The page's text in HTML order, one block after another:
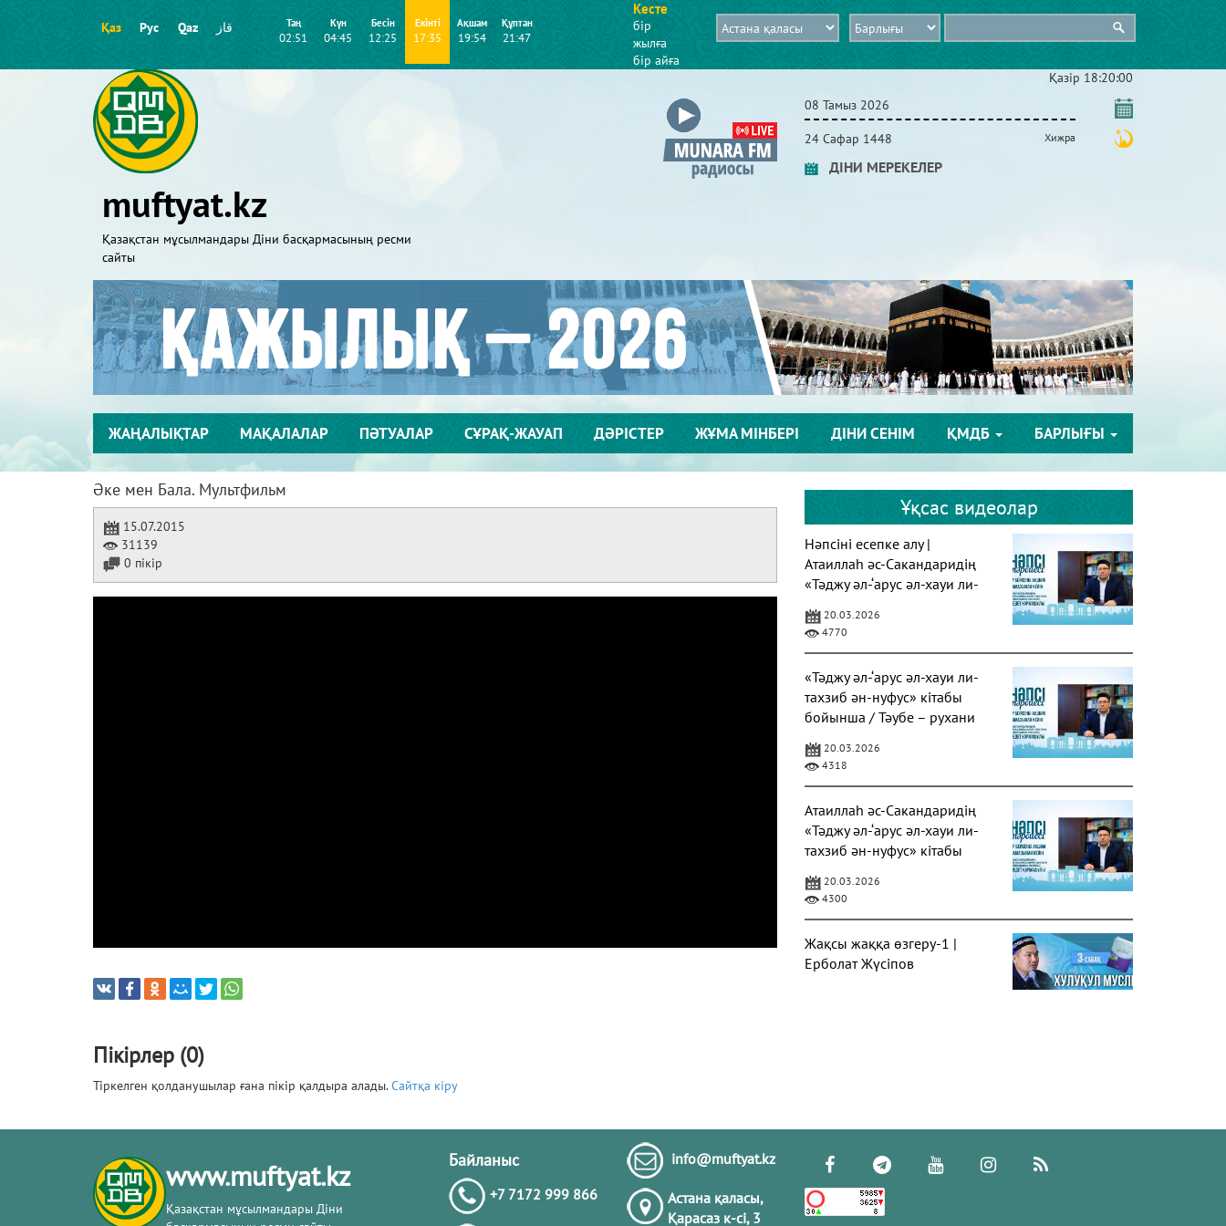
Қаз Рус Qaz قاز Таң
02:51
Күн
04:45
Бесін
12:25
Екінті
17:35
Ақшам
19:54
Құптан
21:47
Кесте
бір
жылға
бір айға
muftyat.kz
Қазақстан мұсылмандары Діни басқармасының ресми
сайты
Қазір 18:20:01
08 Тамыз 2026
24 Сафар 1448 Хижра
ДІНИ МЕРЕКЕЛЕР
ЖАҢАЛЫҚТАР МАҚАЛАЛАР ПӘТУАЛАР СҰРАҚ-ЖАУАП ДӘРІСТЕР ЖҰМА МІНБЕРІ ДІНИ СЕНІМ ҚМДБ БАРЛЫҒЫ
Әке мен Бала. Мультфильм
15.07.2015
31139
0 пікір
Пікірлер (0)
Тіркелген қолданушылар ғана пікір қалдыра алады.Сайтқа кіру
Ұқсас видеолар
Нәпсіні есепке алу |
Атаиллаһ әс-Сакандаридің
«Тәджу әл-‘арус әл-хауи ли-
20.03.2026
4770
«Тәджу әл-‘арус әл-хауи ли-
тахзиб ән-нуфус» кітабы
бойынша / Тәубе – рухани
20.03.2026
4318
Атаиллаһ әс-Сакандаридің
«Тәджу әл-‘арус әл-хауи ли-
тахзиб ән-нуфус» кітабы
20.03.2026
4300
Жақсы жаққа өзгеру-1 |
Ерболат Жүсіпов
4385
Әдепсіздік иманның
www.muftyat.kz
Қазақстан мұсылмандары Діни
Байланыс
+7 7172 999 866
info@muftyat.kz
Астана қаласы,
Қарасаз к-сi, 3